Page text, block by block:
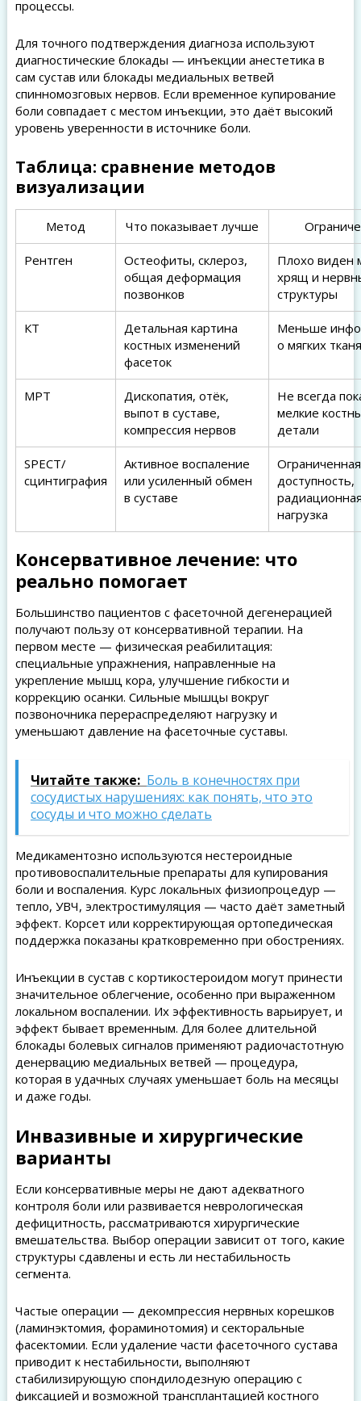
процессы.
Для точного подтверждения диагноза используют
диагностические блокады — инъекции анестетика в
сам сустав или блокады медиальных ветвей
спинномозговых нервов. Если временное купирование
боли совпадает с местом инъекции, это даёт высокий
уровень уверенности в источнике боли.
Таблица: сравнение методов
визуализации
Метод Что показывает лучше
Рентген
Остеофиты, склероз,
общая деформация
позвонков
Плохо виден
хрящ и
структуры
КТ
Детальная картина
костных изменений
фасеток
Меньше
о мягких
МРТ
Дископатия, отёк,
выпот в суставе,
компрессия нервов
Не всегда
мелкие
детали
SPECT/
сцинтиграфия
Активное воспаление
или усиленный обмен
в суставе
Ограниченная
доступность,
нагрузка
Консервативное лечение: что
реально помогает
Большинство пациентов с фасеточной дегенерацией
получают пользу от консервативной терапии. На
первом месте — физическая реабилитация:
специальные упражнения, направленные на
укрепление мышц кора, улучшение гибкости и
коррекцию осанки. Сильные мышцы вокруг
позвоночника перераспределяют нагрузку и
уменьшают давление на фасеточные суставы.
Читайте также: Боль в конечностях при
сосудистых нарушениях: как понять, что это
сосуды и что можно сделать
Медикаментозно используются нестероидные
противовоспалительные препараты для купирования
боли и воспаления. Курс локальных физиопроцедур —
тепло, УВЧ, электростимуляция — часто даёт заметный
эффект. Корсет или корректирующая ортопедическая
поддержка показаны кратковременно при обострениях.
Инъекции в сустав с кортикостероидом могут принести
значительное облегчение, особенно при выраженном
локальном воспалении. Их эффективность варьирует, и
эффект бывает временным. Для более длительной
блокады болевых сигналов применяют радиочастотную
денервацию медиальных ветвей — процедура,
которая в удачных случаях уменьшает боль на месяцы
и даже годы.
Инвазивные и хирургические
варианты
Если консервативные меры не дают адекватного
контроля боли или развивается неврологическая
дефицитность, рассматриваются хирургические
вмешательства. Выбор операции зависит от того, какие
структуры сдавлены и есть ли нестабильность
сегмента.
Частые операции — декомпрессия нервных корешков
(ламинэктомия, фораминотомия) и секторальные
фасектомии. Если удаление части фасеточного сустава
приводит к нестабильности, выполняют
стабилизирующую спондилодезную операцию с
фиксацией и возможной трансплантацией костного